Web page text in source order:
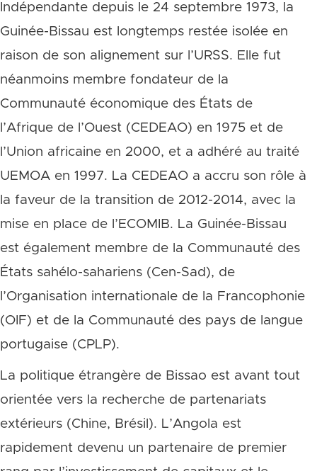
Indépendante depuis le 24 septembre 1973, la
Guinée-Bissau est longtemps restée isolée en
raison de son alignement sur l’URSS. Elle fut
néanmoins membre fondateur de la
Communauté économique des États de
l’Afrique de l’Ouest (CEDEAO) en 1975 et de
l’Union africaine en 2000, et a adhéré au traité
UEMOA en 1997. La CEDEAO a accru son rôle à
la faveur de la transition de 2012-2014, avec la
mise en place de l’ECOMIB. La Guinée-Bissau
est également membre de la Communauté des
États sahélo-sahariens (Cen-Sad), de
l’Organisation internationale de la Francophonie
(OIF) et de la Communauté des pays de langue
portugaise (CPLP).
La politique étrangère de Bissao est avant tout
orientée vers la recherche de partenariats
extérieurs (Chine, Brésil). L’Angola est
rapidement devenu un partenaire de premier